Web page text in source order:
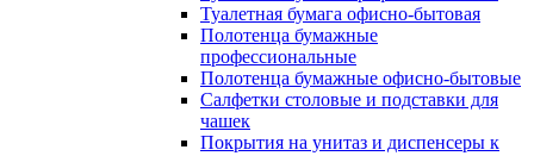
Туалетная бумага офисно-бытовая
Полотенца бумажные
профессиональные
Полотенца бумажные офисно-бытовые
Салфетки столовые и подставки для
чашек
Покрытия на унитаз и диспенсеры к